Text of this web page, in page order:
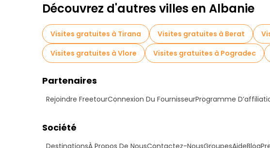
Découvrez d'autres villes en Albanie
Visites gratuites à Tirana Visites gratuites à Berat
Visites gratuites à Vlore
Visites gratuites à Pogradec
Partenaires
Rejoindre FreetourConnexion Du FournisseurProgramme
Société
DestinationsÀ Propos De NousContactez-NousGroupesAideBlog